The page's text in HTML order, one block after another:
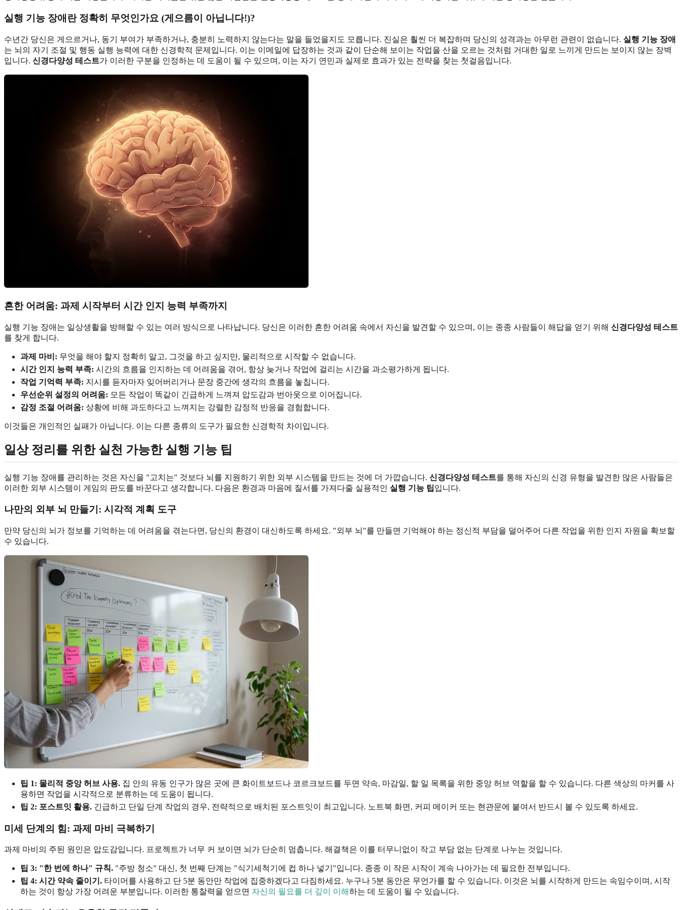
실행 기능 장애란 정확히 무엇인가요 (게으름이 아닙니다!)?
수년간 당신은 게으르거나, 동기 부여가 부족하거나, 충분히 노력하지 않는다는 말을 들었을지도 모릅니다. 진실은 훨씬 더 복잡하며 당신의 성격과는 아무런 관련이 없습니다. 실행 기능 장애
는 뇌의 자기 조절 및 행동 실행 능력에 대한 신경학적 문제입니다. 이는 이메일에 답장하는 것과 같이 단순해 보이는 작업을 산을 오르는 것처럼 거대한 일로 느끼게 만드는 보이지 않는 장벽
입니다. 신경다양성 테스트가 이러한 구분을 인정하는 데 도움이 될 수 있으며, 이는 자기 연민과 실제로 효과가 있는 전략을 찾는 첫걸음입니다.
흔한 어려움: 과제 시작부터 시간 인지 능력 부족까지
실행 기능 장애는 일상생활을 방해할 수 있는 여러 방식으로 나타납니다. 당신은 이러한 흔한 어려움 속에서 자신을 발견할 수 있으며, 이는 종종 사람들이 해답을 얻기 위해 신경다양성 테스트
를 찾게 합니다.
과제 마비: 무엇을 해야 할지 정확히 알고, 그것을 하고 싶지만, 물리적으로 시작할 수 없습니다.
시간 인지 능력 부족: 시간의 흐름을 인지하는 데 어려움을 겪어, 항상 늦거나 작업에 걸리는 시간을 과소평가하게 됩니다.
작업 기억력 부족: 지시를 듣자마자 잊어버리거나 문장 중간에 생각의 흐름을 놓칩니다.
우선순위 설정의 어려움: 모든 작업이 똑같이 긴급하게 느껴져 압도감과 번아웃으로 이어집니다.
감정 조절 어려움: 상황에 비해 과도하다고 느껴지는 강렬한 감정적 반응을 경험합니다.
이것들은 개인적인 실패가 아닙니다. 이는 다른 종류의 도구가 필요한 신경학적 차이입니다.
일상 정리를 위한 실천 가능한 실행 기능 팁
실행 기능 장애를 관리하는 것은 자신을 "고치는" 것보다 뇌를 지원하기 위한 외부 시스템을 만드는 것에 더 가깝습니다. 신경다양성 테스트를 통해 자신의 신경 유형을 발견한 많은 사람들은
이러한 외부 시스템이 게임의 판도를 바꾼다고 생각합니다. 다음은 환경과 마음에 질서를 가져다줄 실용적인 실행 기능 팁입니다.
나만의 외부 뇌 만들기: 시각적 계획 도구
만약 당신의 뇌가 정보를 기억하는 데 어려움을 겪는다면, 당신의 환경이 대신하도록 하세요. "외부 뇌"를 만들면 기억해야 하는 정신적 부담을 덜어주어 다른 작업을 위한 인지 자원을 확보할
수 있습니다.
팁 1: 물리적 중앙 허브 사용. 집 안의 유동 인구가 많은 곳에 큰 화이트보드나 코르크보드를 두면 약속, 마감일, 할 일 목록을 위한 중앙 허브 역할을 할 수 있습니다. 다른 색상의 마커를 사
용하면 작업을 시각적으로 분류하는 데 도움이 됩니다.
팁 2: 포스트잇 활용. 긴급하고 단일 단계 작업의 경우, 전략적으로 배치된 포스트잇이 최고입니다. 노트북 화면, 커피 메이커 또는 현관문에 붙여서 반드시 볼 수 있도록 하세요.
미세 단계의 힘: 과제 마비 극복하기
과제 마비의 주된 원인은 압도감입니다. 프로젝트가 너무 커 보이면 뇌가 단순히 멈춥니다. 해결책은 이를 터무니없이 작고 부담 없는 단계로 나누는 것입니다.
팁 3: "한 번에 하나" 규칙. "주방 청소" 대신, 첫 번째 단계는 "식기세척기에 컵 하나 넣기"입니다. 종종 이 작은 시작이 계속 나아가는 데 필요한 전부입니다.
팁 4: 시간 약속 줄이기. 타이머를 사용하고 단 5분 동안만 작업에 집중하겠다고 다짐하세요. 누구나 5분 동안은 무언가를 할 수 있습니다. 이것은 뇌를 시작하게 만드는 속임수이며, 시작
하는 것이 항상 가장 어려운 부분입니다. 이러한 통찰력을 얻으면 자신의 필요를 더 깊이 이해하는 데 도움이 될 수 있습니다.